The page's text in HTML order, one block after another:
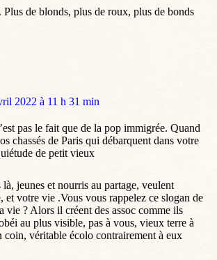
Plus de blonds, plus de roux, plus de bonds
2022 à 11 h 31 min
pas le fait que de la pop immigrée. Quand
chassés de Paris qui débarquent dans votre
de petit vieux
là, jeunes et nourris au partage, veulent
et votre vie .Vous vous rappelez ce slogan de
vie ? Alors il créent des assoc comme ils
au plus visible, pas à vous, vieux terre à
coin, véritable écolo contrairement à eux